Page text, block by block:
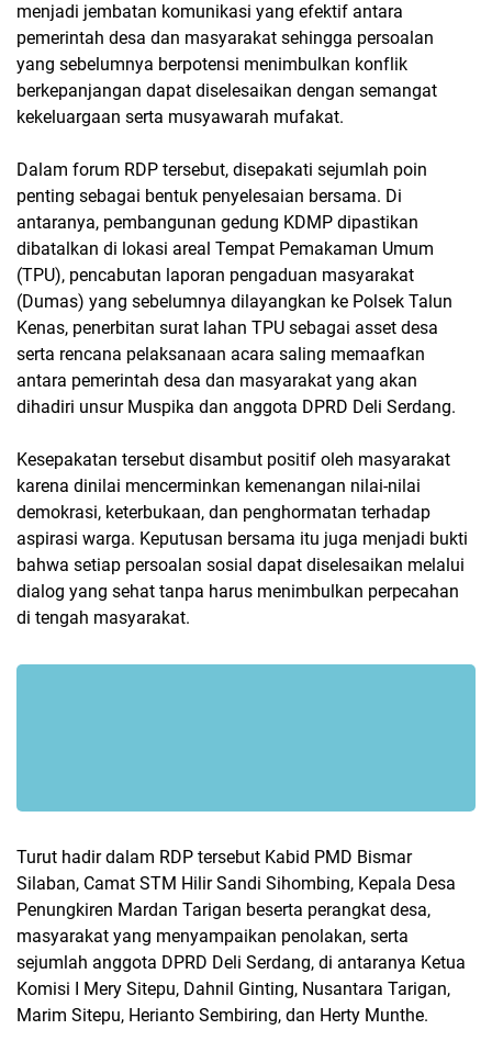
menjadi jembatan komunikasi yang efektif antara
pemerintah desa dan masyarakat sehingga persoalan
yang sebelumnya berpotensi menimbulkan konflik
berkepanjangan dapat diselesaikan dengan semangat
kekeluargaan serta musyawarah mufakat.
Dalam forum RDP tersebut, disepakati sejumlah poin
penting sebagai bentuk penyelesaian bersama. Di
antaranya, pembangunan gedung KDMP dipastikan
dibatalkan di lokasi areal Tempat Pemakaman Umum
(TPU), pencabutan laporan pengaduan masyarakat
(Dumas) yang sebelumnya dilayangkan ke Polsek Talun
Kenas, penerbitan surat lahan TPU sebagai asset desa
serta rencana pelaksanaan acara saling memaafkan
antara pemerintah desa dan masyarakat yang akan
dihadiri unsur Muspika dan anggota DPRD Deli Serdang.
Kesepakatan tersebut disambut positif oleh masyarakat
karena dinilai mencerminkan kemenangan nilai-nilai
demokrasi, keterbukaan, dan penghormatan terhadap
aspirasi warga. Keputusan bersama itu juga menjadi bukti
bahwa setiap persoalan sosial dapat diselesaikan melalui
dialog yang sehat tanpa harus menimbulkan perpecahan
di tengah masyarakat.
Turut hadir dalam RDP tersebut Kabid PMD Bismar
Silaban, Camat STM Hilir Sandi Sihombing, Kepala Desa
Penungkiren Mardan Tarigan beserta perangkat desa,
masyarakat yang menyampaikan penolakan, serta
sejumlah anggota DPRD Deli Serdang, di antaranya Ketua
Komisi I Mery Sitepu, Dahnil Ginting, Nusantara Tarigan,
Marim Sitepu, Herianto Sembiring, dan Herty Munthe.